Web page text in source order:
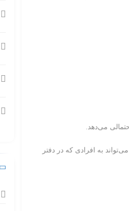
می‌دهد.
به افرادی که در دفتر